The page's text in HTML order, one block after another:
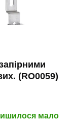
(RO0059)
мало